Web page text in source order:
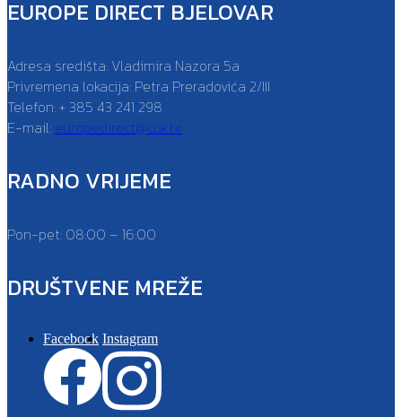
EUROPE DIRECT BJELOVAR
Adresa središta: Vladimira Nazora 5a
Privremena lokacija: Petra Preradovića 2/III
Telefon: + 385 43 241 298
E-mail: europedirect@cuk.hr
RADNO VRIJEME
Pon-pet: 08:00 – 16:00
DRUŠTVENE MREŽE
Facebook Instagram